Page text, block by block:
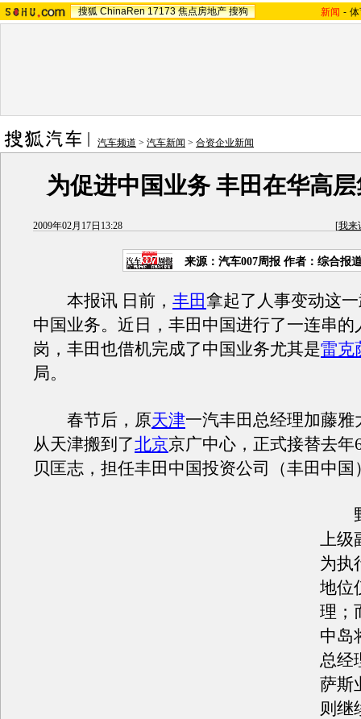
搜狐 ChinaRen 17173 焦点房地产 搜狗 新闻 -
汽车频道 > 汽车新闻 > 合资企业新闻
为促进中国业务 丰田在华高
2009年02月17日13:28 [我来
来源：汽车007周报 作者：综合报
本报讯 日前， 丰田拿起了人事变动这
中国业务。近日，丰田中国进行了一连串的
岗，丰田也借机完成了中国业务尤其是雷克
局。
春节后，原天津一汽丰田总经理加藤雅
从天津搬到了北京京广中心，正式接替去年
贝匡志，担任丰田中国投资公司（丰田中国
野
上级
为执
地位
理；
中岛
总经
萨斯
则继